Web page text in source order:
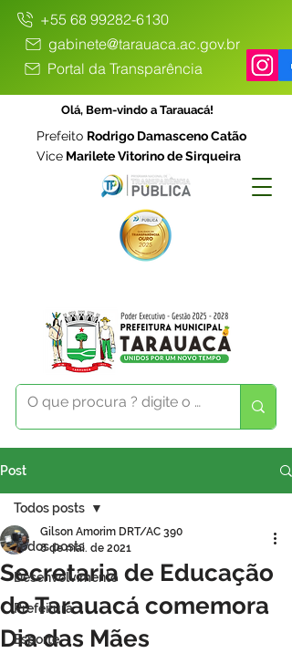
+55 68 99282-6130
gabinete@tarauaca.ac.gov.br
Portal da Transparência
Olá, Bem-vindo a Tarauacá!
Prefeito Rodrigo Damasceno Catão
Vice Marilete Vitorino de Sirqueira
Post
Todos posts
Desenvolvimento
Prefeitura
Esporte
Todos posts
Secretaria de Educação
de Tarauacá comemora
Dia das Mães
Gilson Amorim DRT/AC 390
8 de mai. de 2021